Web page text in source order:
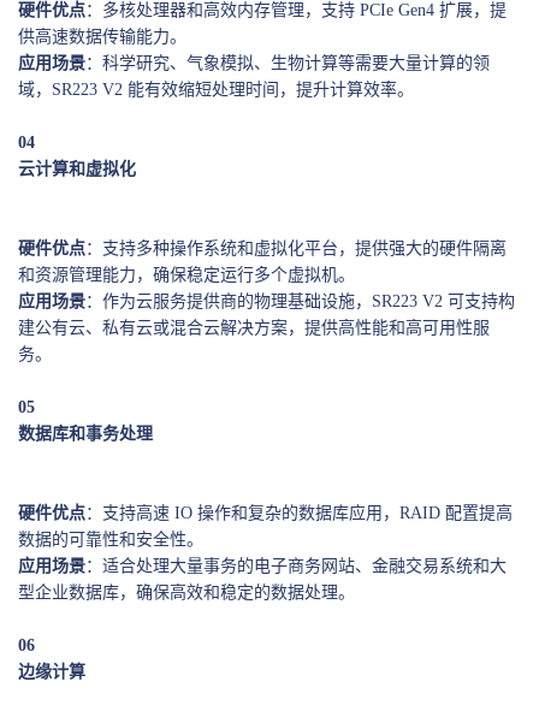
硬件优点：多核处理器和高效内存管理，支持 PCIe Gen4 扩展，提
供高速数据传输能力。
应用场景：科学研究、气象模拟、生物计算等需要大量计算的领
域，SR223 V2 能有效缩短处理时间，提升计算效率。
04
云计算和虚拟化
硬件优点：支持多种操作系统和虚拟化平台，提供强大的硬件隔离
和资源管理能力，确保稳定运行多个虚拟机。
应用场景：作为云服务提供商的物理基础设施，SR223 V2 可支持构
建公有云、私有云或混合云解决方案，提供高性能和高可用性服
务。
05
数据库和事务处理
硬件优点：支持高速 IO 操作和复杂的数据库应用，RAID 配置提高
数据的可靠性和安全性。
应用场景：适合处理大量事务的电子商务网站、金融交易系统和大
型企业数据库，确保高效和稳定的数据处理。
06
边缘计算